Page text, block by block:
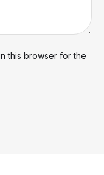
this browser for the